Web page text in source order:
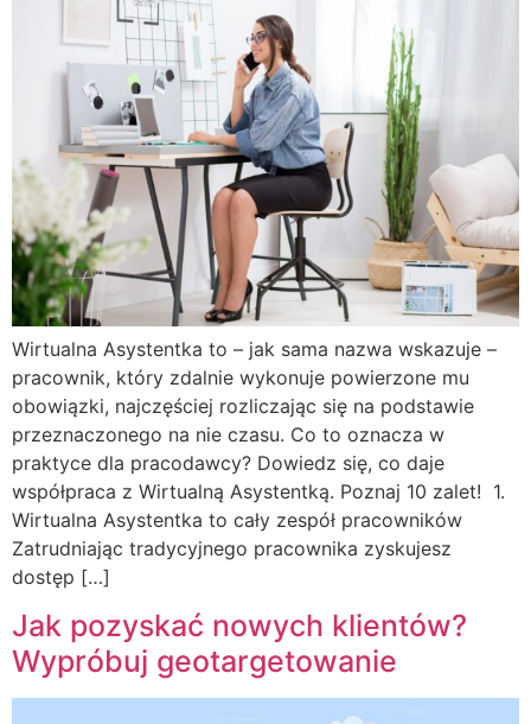
Wirtualna Asystentka to – jak sama nazwa wskazuje –
pracownik, który zdalnie wykonuje powierzone mu
obowiązki, najczęściej rozliczając się na podstawie
przeznaczonego na nie czasu. Co to oznacza w
praktyce dla pracodawcy? Dowiedz się, co daje
współpraca z Wirtualną Asystentką. Poznaj 10 zalet! 1.
Wirtualna Asystentka to cały zespół pracowników
Zatrudniając tradycyjnego pracownika zyskujesz
dostęp […]
Jak pozyskać nowych klientów?
Wypróbuj geotargetowanie